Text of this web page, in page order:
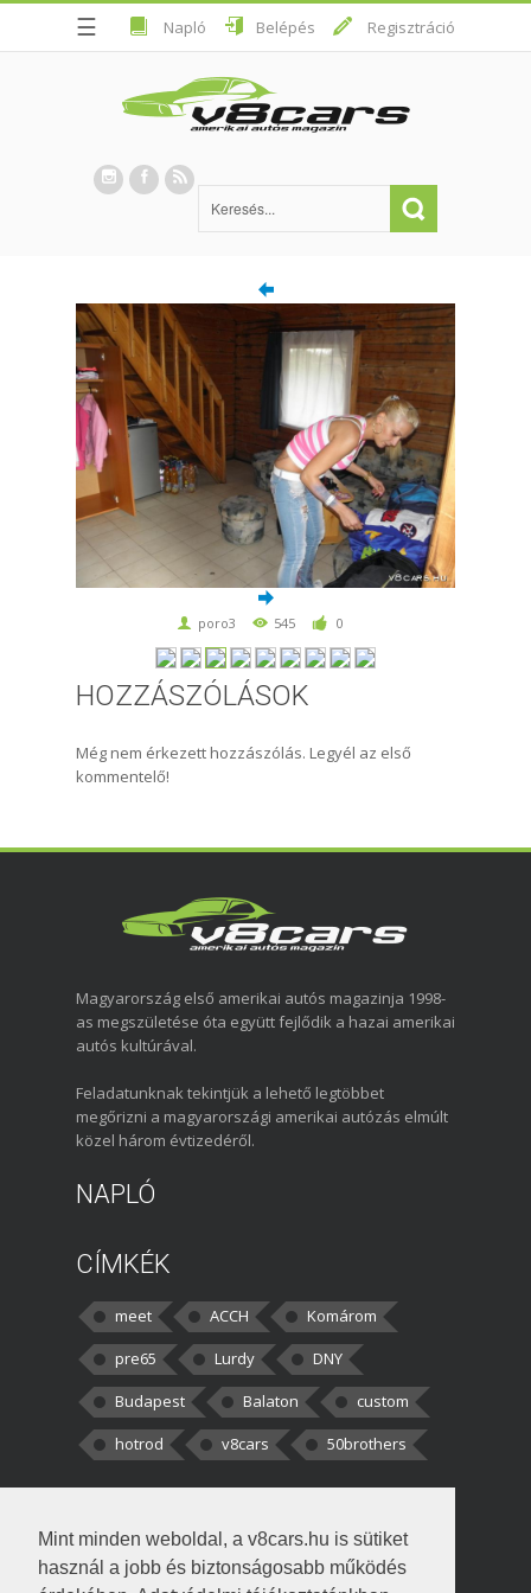
Mint minden weboldal, a v8cars.hu is sütiket
használ a jobb és biztonságosabb működés
☰ Napló Belépés Regisztráció
poro3 545 0
HOZZÁSZÓLÁSOK
Még nem érkezett hozzászólás. Legyél az első
kommentelő!
Magyarország első amerikai autós magazinja 1998-
as megszületése óta együtt fejlődik a hazai amerikai
autós kultúrával.
Feladatunknak tekintjük a lehető legtöbbet
megőrizni a magyarországi amerikai autózás elmúlt
közel három évtizedéről.
NAPLÓ
CÍMKÉK
meet ACCH
Komárom
pre65
Lurdy
DNY
Budapest
Balaton
custom
hotrod
v8cars 50brothers
kortisz:Elszúrtam! Én csak két
darabbaal számoltam. Nem tudtam, hogy fél autót,